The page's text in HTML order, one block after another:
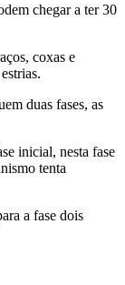
chegar a ter 30
coxas e
duas fases, as
inicial, nesta fase
tenta
a fase dois